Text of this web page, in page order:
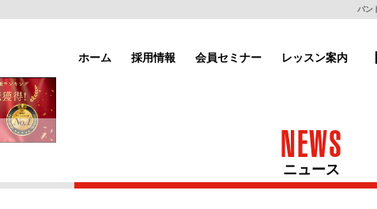
バン
ホーム 採用情報 会員セミナー レッスン案内
NEWS
ニュース